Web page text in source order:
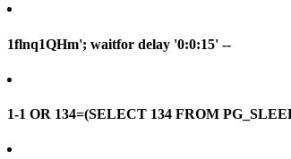
1flnq1QHm'; waitfor delay '0:0:15' --
1-1 OR 134=(SELECT 134 FROM